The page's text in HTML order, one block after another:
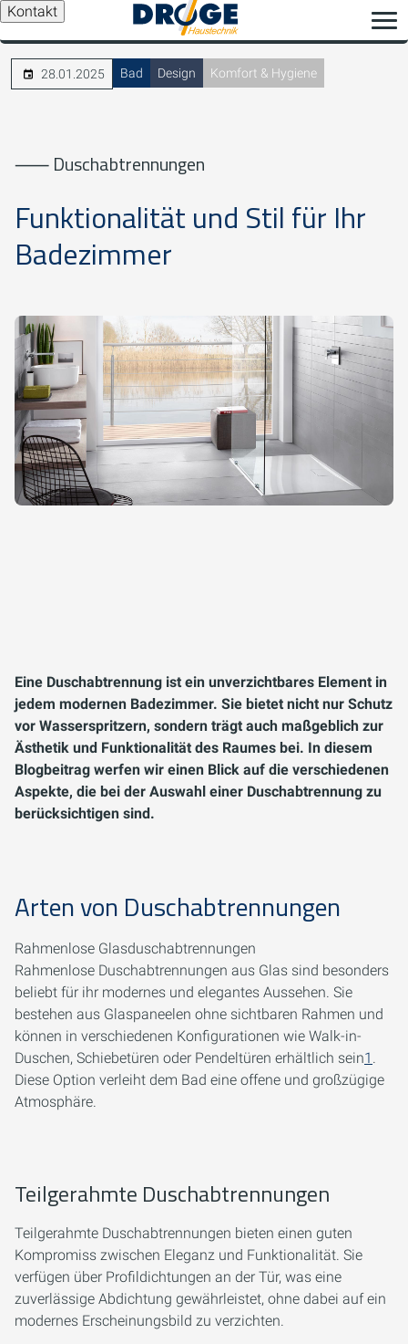
Kontakt
28.01.2025 Bad Design Komfort & Hygiene
⸺ Duschabtrennungen
Funktionalität und Stil für Ihr
Badezimmer
Eine Duschabtrennung ist ein unverzichtbares Element in
jedem modernen Badezimmer. Sie bietet nicht nur Schutz
vor Wasserspritzern, sondern trägt auch maßgeblich zur
Ästhetik und Funktionalität des Raumes bei. In diesem
Blogbeitrag werfen wir einen Blick auf die verschiedenen
Aspekte, die bei der Auswahl einer Duschabtrennung zu
berücksichtigen sind.
Arten von Duschabtrennungen
Rahmenlose Glasduschabtrennungen
Rahmenlose Duschabtrennungen aus Glas sind besonders
beliebt für ihr modernes und elegantes Aussehen. Sie
bestehen aus Glaspaneelen ohne sichtbaren Rahmen und
können in verschiedenen Konfigurationen wie Walk-in-
Duschen, Schiebetüren oder Pendeltüren erhältlich sein1 .
Diese Option verleiht dem Bad eine offene und großzügige
Atmosphäre.
Teilgerahmte Duschabtrennungen
Teilgerahmte Duschabtrennungen bieten einen guten
Kompromiss zwischen Eleganz und Funktionalität. Sie
verfügen über Profildichtungen an der Tür, was eine
zuverlässige Abdichtung gewährleistet, ohne dabei auf ein
modernes Erscheinungsbild zu verzichten.